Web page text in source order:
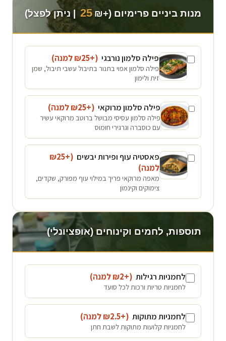
מנות ביניים פרימיום (+₪ 25 | ניתן לפצל)
פילה סלמון נורבגי (+₪
25 למנה)
פילה סלמון אפוי בתנור בתיבול עשבי תיבול, שמן
זית ולימון
פילה סלמון מרוקאי (+₪
25 למנה)
פילה סלמון עסיסי מבושל ברוטב מרוקאי עשיר
עם כוסברה וגרגירי חומוס
פאסטיה עוף ופירות יבשים (+₪
25
למנה)
מאפה מרוקאי פריך במילוי עוף מפורק, שקדים,
צימוקים וקינמון
תוספות, לחמים וקינוחים (אופציונלי)
לחמניות רגילות (+₪
2 למנה)
לחמניות טריות ורכות לכל סועד
לחמניות מתוקות (+₪
2.5 למנה)
לחמניות קלועות מתוקות לשבת חתן